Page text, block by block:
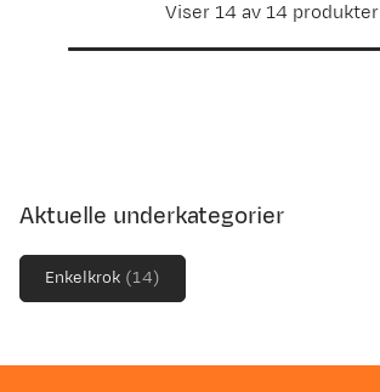
Viser 14 av 14 produkter
Aktuelle underkategorier
Enkelkrok (14)